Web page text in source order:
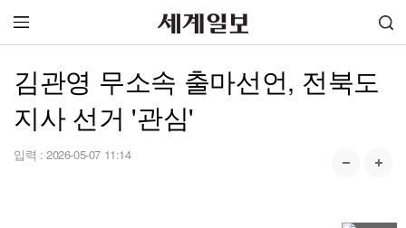
김관영 무소속 출마선언, 전북도
지사 선거 '관심'
입력 : 2026-05-07 11:14